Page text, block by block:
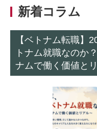
新着コラム
【ベトナム転職】
トナム就職なのか
ナムで働く価値と